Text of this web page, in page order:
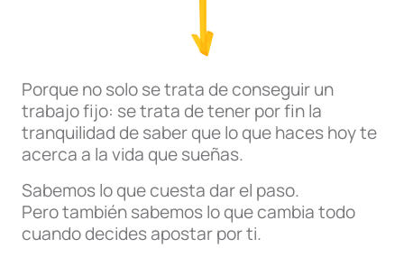
Porque no solo se trata de conseguir un
trabajo fijo: se trata de tener por fin la
tranquilidad de saber que lo que haces hoy te
acerca a la vida que sueñas.
Sabemos lo que cuesta dar el paso.
Pero también sabemos lo que cambia todo
cuando decides apostar por ti.